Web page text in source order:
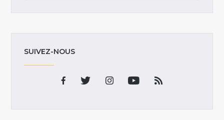
SUIVEZ-NOUS